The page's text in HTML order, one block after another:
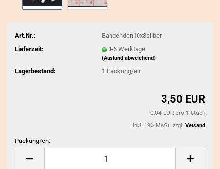
Art.Nr.:
Bandenden10x8silber
Lieferzeit:
3-6 Werktage
(Ausland abweichend)
Lagerbestand: 1 Packung/en
3,50 EUR
0,04 EUR pro 1 Stück
inkl. 19% MwSt. zzgl. Versand
Packung/en: